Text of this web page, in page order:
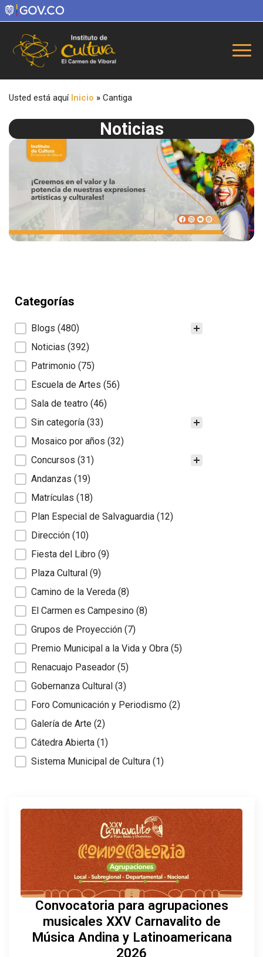
Usted está aquí Inicio » Cantiga
Noticias
Categorías
Categorías
Blogs (480)
Noticias (392)
Patrimonio (75)
Escuela de Artes (56)
Sala de teatro (46)
Sin categoría (33)
Mosaico por años (32)
Concursos (31)
Andanzas (19)
Matrículas (18)
Plan Especial de Salvaguardia (12)
Dirección (10)
Fiesta del Libro (9)
Plaza Cultural (9)
Camino de la Vereda (8)
El Carmen es Campesino (8)
Grupos de Proyección (7)
Premio Municipal a la Vida y Obra (5)
Renacuajo Paseador (5)
Gobernanza Cultural (3)
Foro Comunicación y Periodismo (2)
Galería de Arte (2)
Cátedra Abierta (1)
Sistema Municipal de Cultura (1)
Convocatoria para agrupaciones
musicales XXV Carnavalito de
Música Andina y Latinoamericana
2026